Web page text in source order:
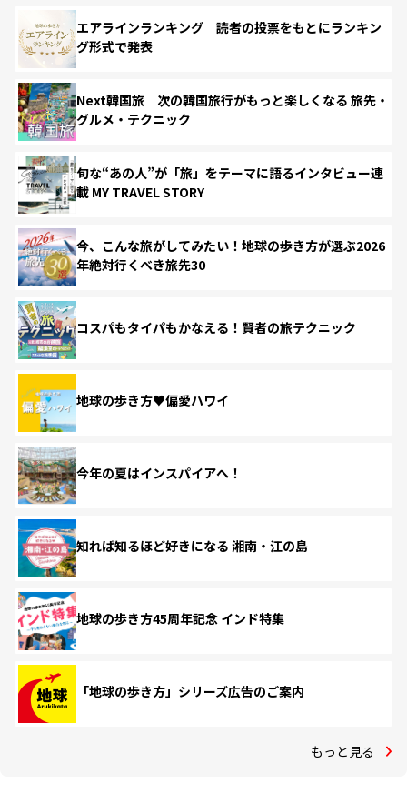
エアラインランキング 読者の投票をもとにランキン
グ形式で発表
Next韓国旅 次の韓国旅行がもっと楽しくなる 旅先・
グルメ・テクニック
旬な“あの人”が「旅」をテーマに語るインタビュー連
載 MY TRAVEL STORY
今、こんな旅がしてみたい！地球の歩き方が選ぶ2026
年絶対行くべき旅先30
コスパもタイパもかなえる！賢者の旅テクニック
地球の歩き方♥偏愛ハワイ
今年の夏はインスパイアへ！
知れば知るほど好きになる 湘南・江の島
地球の歩き方45周年記念 インド特集
「地球の歩き方」シリーズ広告のご案内
もっと見る